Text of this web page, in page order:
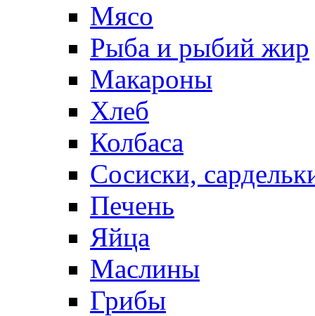
Мясо
Рыба и рыбий жир
Макароны
Хлеб
Колбаса
Сосиски,
Печень
Яйца
Маслины
Грибы